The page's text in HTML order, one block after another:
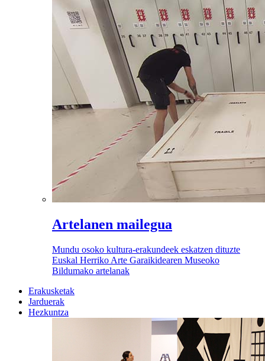
Artelanen mailegua
Mundu osoko kultura-erakundeek eskatzen dituzte
Euskal Herriko Arte Garaikidearen Museoko
Bildumako artelanak
Erakusketak
Jarduerak
Hezkuntza